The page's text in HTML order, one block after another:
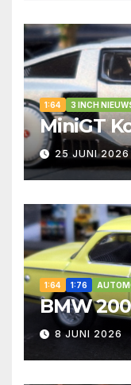
1:64 3 INCH
MiniGT
25 JUNI 2026
1:64 1:76
BMW
8 JUNI 2026